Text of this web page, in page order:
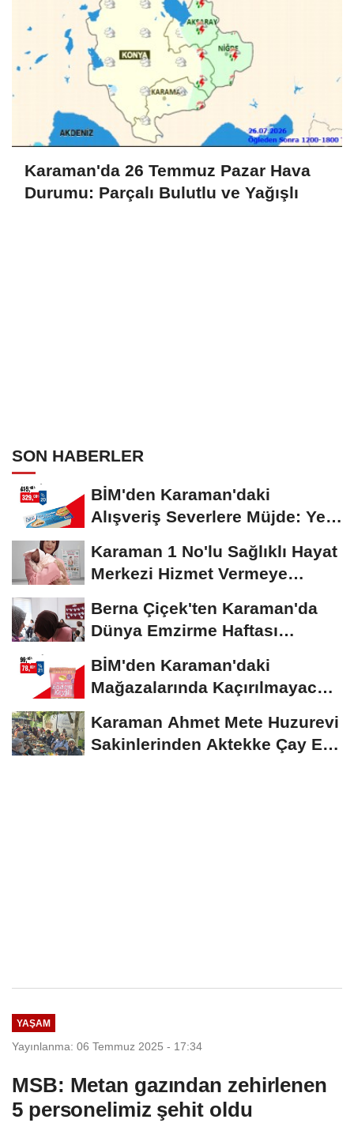
Karaman'da 26 Temmuz Pazar Hava
Durumu: Parçalı Bulutlu ve Yağışlı
SON HABERLER
BİM'den Karaman'daki
Alışveriş Severlere Müjde: Yeni
Karaman 1 No'lu Sağlıklı Hayat
Merkezi Hizmet Vermeye
Berna Çiçek'ten Karaman'da
Dünya Emzirme Haftası
Etkinliğine Ziyaret
BİM'den Karaman'daki
Mağazalarında Kaçırılmayacak
Karaman Ahmet Mete Huzurevi
Sakinlerinden Aktekke Çay Evi
YAŞAM
Yayınlanma: 06 Temmuz 2025 - 17:34
MSB: Metan gazından zehirlenen
5 personelimiz şehit oldu